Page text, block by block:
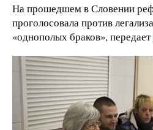
На прошедшем в Словении
проголосовала против
«однополых браков», передает